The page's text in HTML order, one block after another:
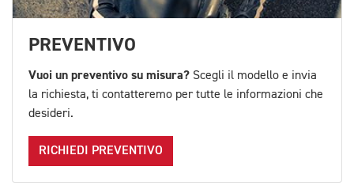
PREVENTIVO
Vuoi un preventivo su misura? Scegli il modello e invia
la richiesta, ti contatteremo per tutte le informazioni che
desideri.
RICHIEDI PREVENTIVO